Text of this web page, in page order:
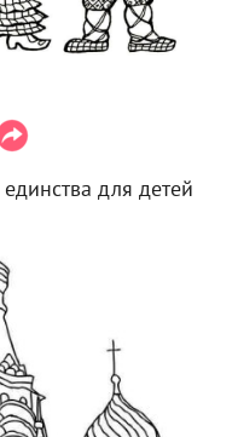
для детей